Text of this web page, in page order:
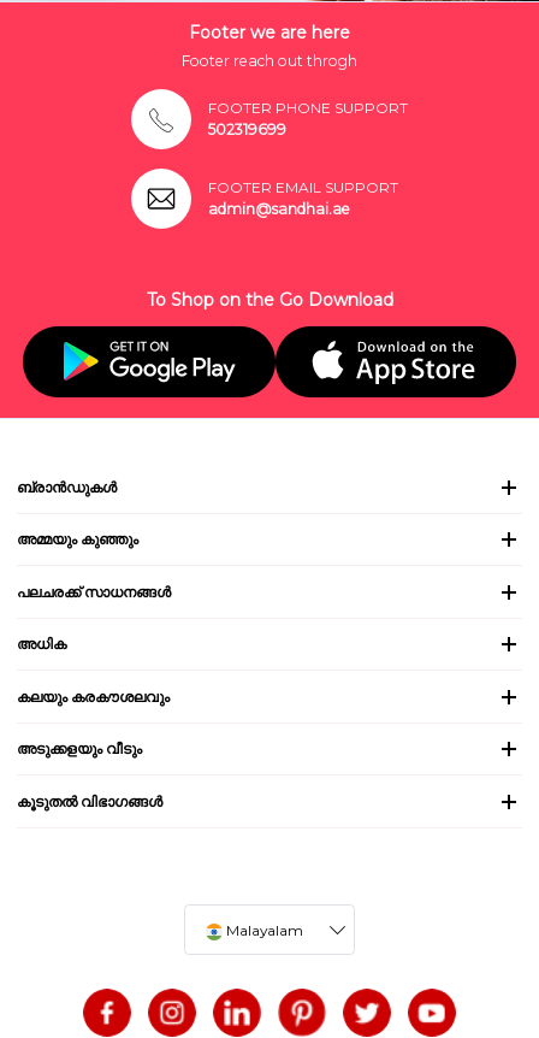
Footer we are here
Footer reach out throgh
FOOTER PHONE SUPPORT
502319699
FOOTER EMAIL SUPPORT
admin@sandhai.ae
To Shop on the Go Download
ബ്രാൻഡുകൾ
അമ്മയും കുഞ്ഞും
പലചരക്ക് സാധനങ്ങൾ
അധിക
കലയും കരകൗശലവും
അടുക്കളയും വീടും
കൂടുതൽ വിഭാഗങ്ങൾ
Malayalam